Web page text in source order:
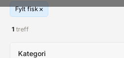
Fylt fisk
1 treff
Kategori